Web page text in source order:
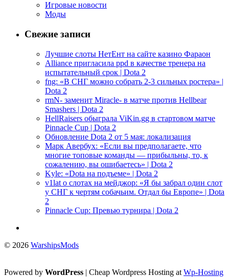
Игровые новости
Моды
Свежие записи
Лучшие слоты НетЕнт на сайте казино Фараон
Alliance пригласила ppd в качестве тренера на
испытательный срок | Dota 2
fng: «В СНГ можно собрать 2-3 сильных ростера» |
Dota 2
rmN- заменит Miracle- в матче против Hellbear
Smashers | Dota 2
HellRaisers обыграла ViKin.gg в стартовом матче
Pinnacle Cup | Dota 2
Обновление Dota 2 от 5 мая: локализация
Марк Авербух: «Если вы предполагаете, что
многие топовые команды — прибыльны, то, к
сожалению, вы ошибаетесь» | Dota 2
Kyle: «Dota на подъеме» | Dota 2
v1lat о слотах на мейджор: «Я бы забрал один слот
у СНГ к чертям собачьим. Отдал бы Европе» | Dota
2
Pinnacle Cup: Превью турнира | Dota 2
© 2026 WarshipsMods
Powered by WordPress | Cheap Wordpress Hosting at Wp-Hosting